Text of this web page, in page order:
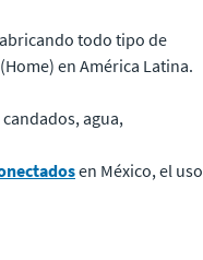
todo tipo de
(Home) en América Latina.
agua,
en México, el uso